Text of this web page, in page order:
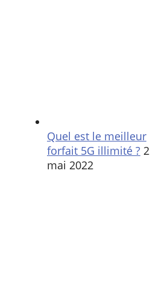
Quel est le meilleur
forfait 5G illimité ? 2
mai 2022